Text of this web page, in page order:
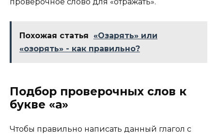
Похожая статья
«Озарять» или
«озорять» - как правильно?
Подбор проверочных слов к
букве «а»
Чтобы правильно написать данный глагол с